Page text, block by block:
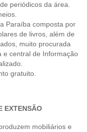
periódicos da área.
Paraíba composta por
de livros, além de
muito procurada
e central de Informação
gratuito.
EXTENSÃO
mobiliários e